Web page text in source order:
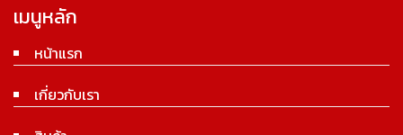
เมนูหลัก
หน้าแรก
เกี่ยวกับเรา